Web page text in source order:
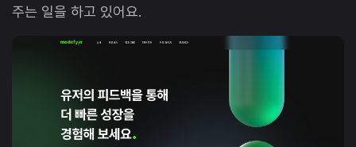
주는 일을 하고 있어요.